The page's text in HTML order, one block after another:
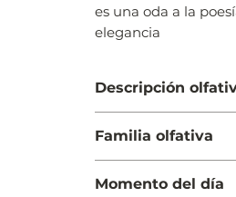
es una oda a la
elegancia
Descripción
azul del Himalaya,
verdes, mandarina,
durazno
Familia olfativa
Momento del día